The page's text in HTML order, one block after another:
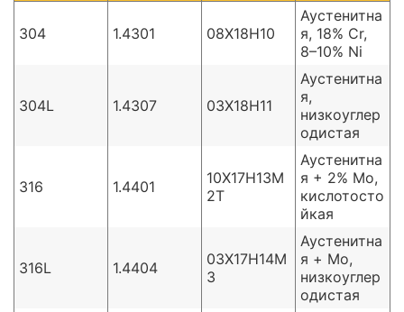
304 1.4301 08Х18Н10
Аустенитна
я, 18% Cr,
8–10% Ni
304L 1.4307 03Х18Н11
Аустенитна
я,
низкоуглер
одистая
316 1.4401
10Х17Н13М
2Т
Аустенитна
я + 2% Mo,
кислотосто
йкая
316L 1.4404
03Х17Н14М
3
Аустенитна
я + Mo,
низкоуглер
одистая